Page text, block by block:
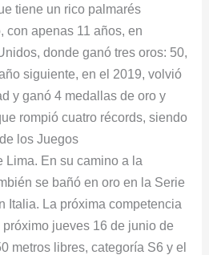
tiene un rico palmarés
con apenas 11 años, en
donde ganó tres oros: 50,
siguiente, en el 2019, volvió
y ganó 4 medallas de oro y
rompió cuatro récords, siendo
los Juegos
Lima. En su camino a la
se bañó en oro en la Serie
Italia. La próxima competencia
jueves 16 de junio de
metros libres, categoría S6 y el